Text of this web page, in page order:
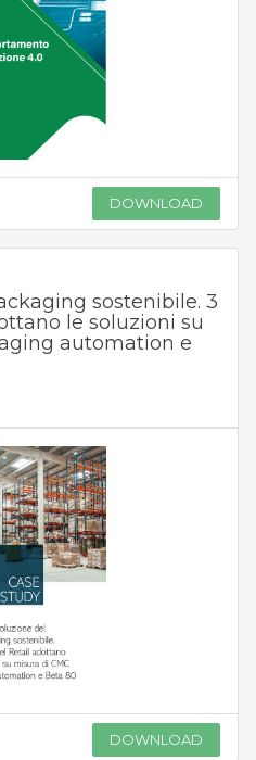
DOWNLOAD
sostenibile. 3
le soluzioni su
automation e
DOWNLOAD